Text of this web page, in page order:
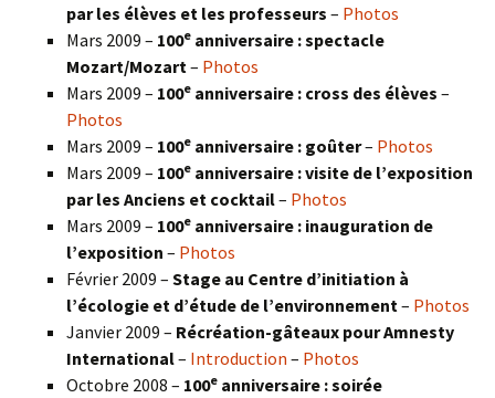
par les élèves et les professeurs – Photos
Mars 2009 – 100e anniversaire : spectacle
Mozart/Mozart – Photos
Mars 2009 – 100e anniversaire : cross des élèves –
Photos
Mars 2009 – 100e anniversaire : goûter– Photos
Mars 2009 – 100e anniversaire : visite de l’exposition
par les Anciens et cocktail– Photos
Mars 2009 – 100e anniversaire : inauguration de
l’exposition – Photos
Février 2009 – Stage au Centre d’initiation à
l’écologie et d’étude de l’environnement – Photos
Janvier 2009 – Récréation-gâteaux pour Amnesty
International– Introduction – Photos
Octobre 2008 – 100e anniversaire : soirée